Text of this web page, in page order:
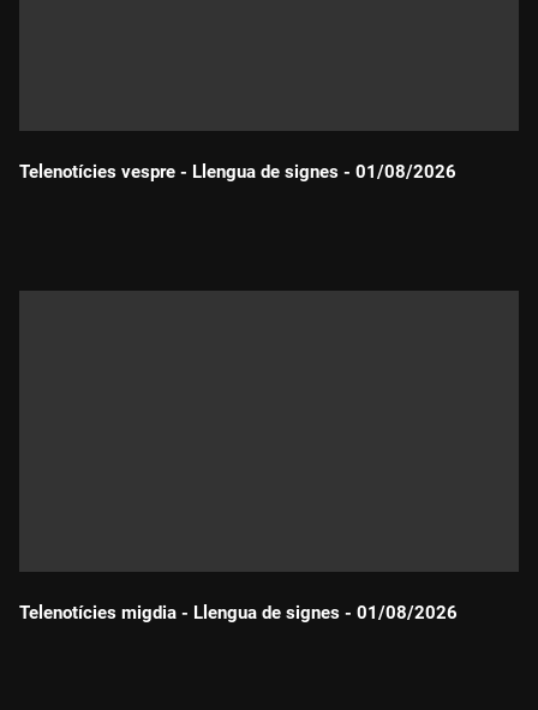
Telenotícies vespre - Llengua de signes - 01/08/2026
Telenotícies migdia - Llengua de signes - 01/08/2026